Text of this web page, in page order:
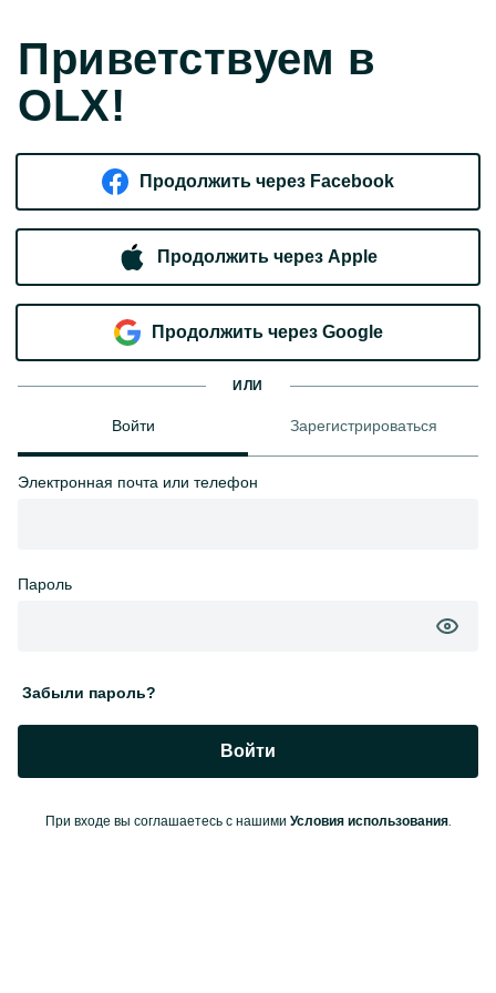
Приветствуем в
OLX!
Продолжить через Facebook
Продолжить через Apple
Продолжить через Google
ИЛИ
Войти Зарегистрироваться
Электронная почта или телефон
Пароль
Забыли пароль?
Войти
При входе вы соглашаетесь с нашими Условия использования.